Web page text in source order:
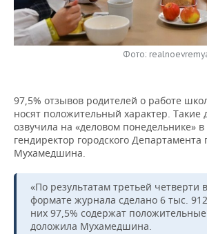
НЕФТЕХИМИЯ
НЕФТЬ
ЭНЕРГЕТИКА
РОЗНИЧНАЯ ТОРГОВЛЯ
НОВОСТИ ТЕХНОЛОГИЙ
ТЕЛЕКОММУНИКАЦИИ
МЕРОПРИЯТИЯ
НОВОСТИ МЕРОПРИЯТИЙ
БИЗНЕС-БРАНЧИ
ONLINE-КОНФЕРЕНЦИИ
ОТКРЫТАЯ ЛЕКЦИЯ
ФУТБОЛ
ХОККЕЙ
БАСКЕТБОЛ
ВОЛЕЙБОЛ
НОВОСТИ ОБЩЕСТВА
ВЛАСТЬ
ИНФРАСТРУКТУРА
ИСТОРИЯ
ФОТОГАЛЕРЕЯ
СЮЖЕТЫ
СПРАВОЧНИК
СПИСОК ПЕРСОН
ПОЛНАЯ ВЕРСИЯ
Фото:
97,5% отзывов родителей о работе
носят положительный характер. Такие
озвучила на «деловом понедельнике»
гендиректор городского
Мухамедшина.
«По результатам третьей четверти
формате журнала сделано 6 тыс.
них 97,5% содержат
доложила Мухамедшина.